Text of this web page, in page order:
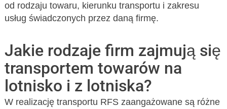
od rodzaju towaru, kierunku transportu i zakresu
usług świadczonych przez daną firmę.
Jakie rodzaje firm zajmują się
transportem towarów na
lotnisko i z lotniska?
W realizację transportu RFS zaangażowane są różne